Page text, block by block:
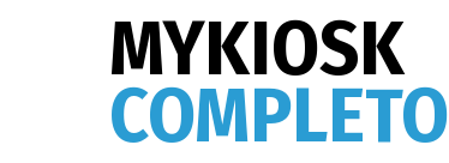
MYKIOSK
COMPLETO